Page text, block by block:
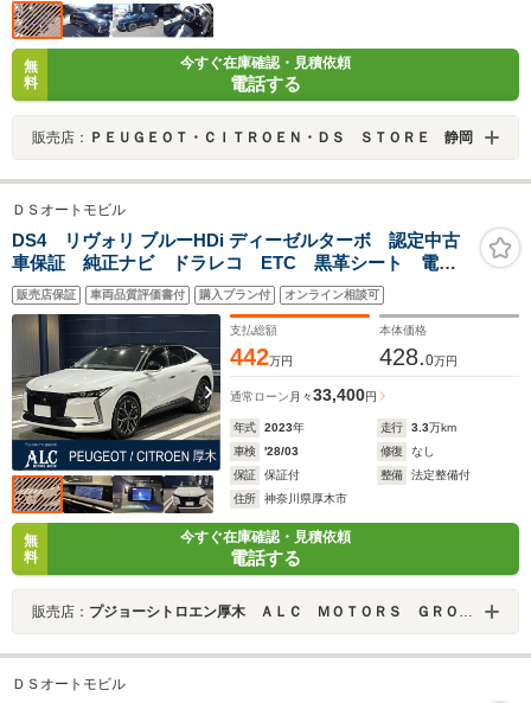
無
料
今すぐ在庫確認・見積依頼
電話する
販売店： ＰＥＵＧＥＯＴ・ＣＩＴＲＯＥＮ・ＤＳ ＳＴＯＲＥ 静岡
ＤＳオートモビル
DS4 リヴォリ ブルーHDi ディーゼルターボ 認定中古
車保証 純正ナビ ドラレコ ETC 黒革シート 電動
シート ランバーサポート シートヒーター 電動テー
ルゲート ACC レーンキープ スマートキー 全方向
カメラ 純正19AW LEDヘッドライト
販売店保証 車両品質評価書付 購入プラン付 オンライン相談可
支払総額
442万円
本体価格
428.0万円
通常ローン 月々33,400円
年式 2023年 走行 3.3万km
車検
'28/03 修復
なし
保証
保証付 整備
法定整備付
住所
神奈川県厚木市
無
料
今すぐ在庫確認・見積依頼
電話する
販売店： プジョーシトロエン厚木 ＡＬＣ ＭＯＴＯＲＳ ＧＲＯＵＰ
ＤＳオートモビル